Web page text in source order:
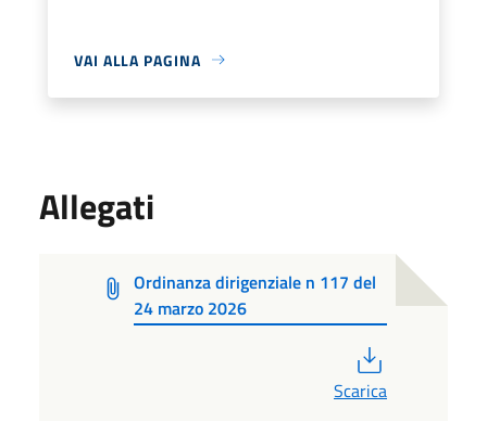
VAI ALLA PAGINA
Allegati
Ordinanza dirigenziale n 117 del
24 marzo 2026
Scarica